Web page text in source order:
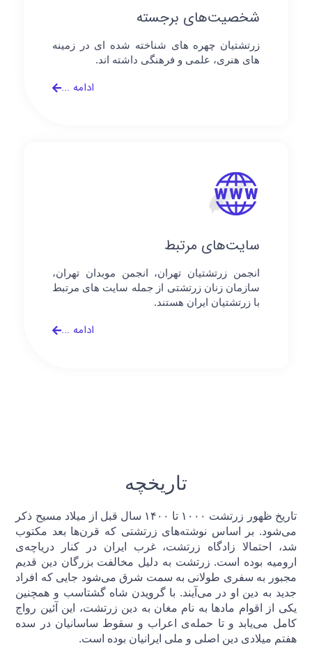
شخصیت‌های برجسته
زرتشتیان چهره های شناخته شده ای در زمینه
های هنری، علمی و فرهنگی داشته اند.
ادامه ...
سایت‌های مرتبط
انجمن زرتشتیان تهران، انجمن موبدان تهران،
سازمان زنان زرتشتی از جمله سایت های مرتبط
با زرتشتیان ایران هستند.
ادامه ...
تاریخچه
تاریخ ظهور زرتشت ۱۰۰۰ تا ۱۴۰۰ سال قبل از میلاد مسیح ذکر
می‌شود. بر اساس نوشته‌های زرتشتی که قرن‌ها بعد مکتوب
شد، احتمالا زادگاه زرتشت، غرب ایران در کنار دریاچه‌ی
ارومیه بوده است. زرتشت به دلیل مخالفت بزرگان دین قدیم
مجبور به سفری طولانی به سمت شرق می‌شود جایی که افراد
جدید به دین او در می‌آیند. با گرویدن شاه گشتاسب و همچنین
یکی از اقوام مادها به نام مغان به دین زرتشت، این آئین رواج
کامل می‌یابد و تا حمله‌ی اعراب و سقوط ساسانیان در سده
هفتم میلادی دین اصلی و ملی ایرانیان بوده است.